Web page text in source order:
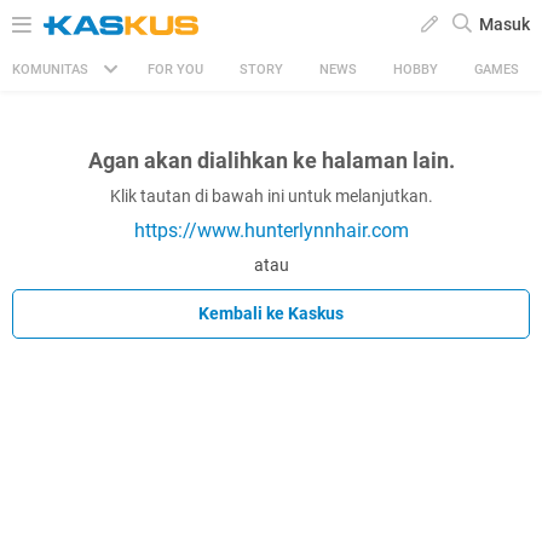
Masuk
KOMUNITAS FOR YOU STORY NEWS HOBBY GAMES
Agan akan dialihkan ke halaman lain.
Klik tautan di bawah ini untuk melanjutkan.
https://www.hunterlynnhair.com
atau
Kembali ke Kaskus